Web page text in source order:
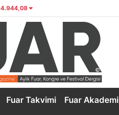
Fuar Takvimi Fuar Akademi